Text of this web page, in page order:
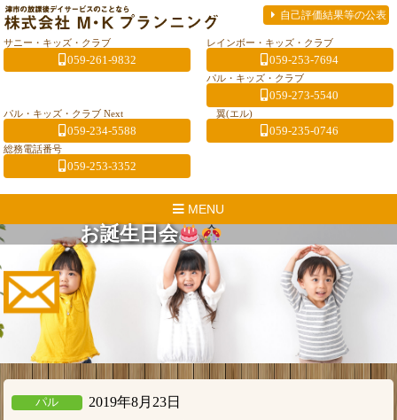
自己評価結果等の公表
サニー・キッズ・クラブ
059-261-9832
レインボー・キッズ・クラブ
059-253-7694
パル・キッズ・クラブ
059-273-5540
パル・キッズ・クラブ Next
059-234-5588
翼(エル)
059-235-0746
総務電話番号
059-253-3352
MENU
お誕生日会
パル 2019年8月23日